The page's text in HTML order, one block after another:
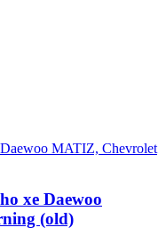
xe Daewoo
(old)